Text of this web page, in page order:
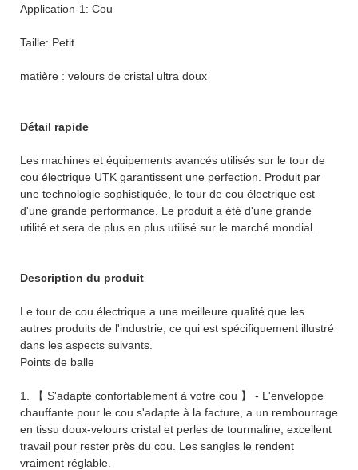
Application-1: Cou
Taille: Petit
matière : velours de cristal ultra doux
Détail rapide
Les machines et équipements avancés utilisés sur le tour de
cou électrique UTK garantissent une perfection. Produit par
une technologie sophistiquée, le tour de cou électrique est
d'une grande performance. Le produit a été d'une grande
utilité et sera de plus en plus utilisé sur le marché mondial.
Description du produit
Le tour de cou électrique a une meilleure qualité que les
autres produits de l'industrie, ce qui est spécifiquement illustré
dans les aspects suivants.
Points de balle
1. 【 S'adapte confortablement à votre cou 】 - L'enveloppe
chauffante pour le cou s'adapte à la facture, a un rembourrage
en tissu doux-velours cristal et perles de tourmaline, excellent
travail pour rester près du cou. Les sangles le rendent
vraiment réglable.